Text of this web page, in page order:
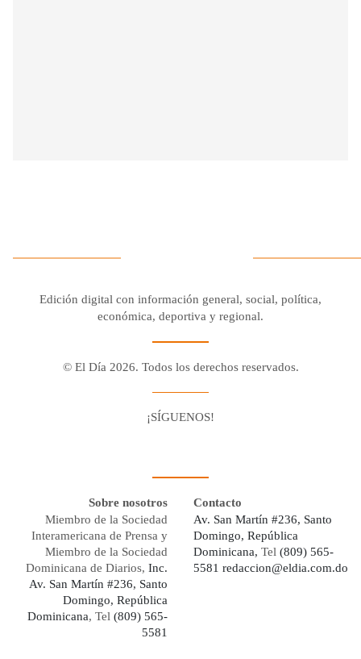
Edición digital con información general, social, política,
económica, deportiva y regional.
© El Día 2026. Todos los derechos reservados.
¡SÍGUENOS!
Sobre nosotros
Miembro de la Sociedad
Interamericana de Prensa y
Miembro de la Sociedad
Dominicana de Diarios, Inc.
Av. San Martín #236, Santo
Domingo, República
Dominicana, Tel (809) 565-
5581
Contacto
Av. San Martín #236, Santo
Domingo, República
Dominicana, Tel (809) 565-
5581 redaccion@eldia.com.do